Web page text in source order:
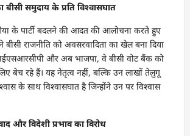
समुदाय के प्रति विश्वासघात
के पार्टी बदलने की आदत की आलोचना करते हुए
राजनीति को अवसरवादिता का खेल बना दिया
और अब भाजपा, वे बीसी वोट बैंक को
बेच रहे हैं। यह नेतृत्व नहीं, बल्कि उन लाखों तेलुगू
के साथ विश्वासघात है जिन्होंने उन पर विश्वास
और विदेशी प्रभाव का विरोध